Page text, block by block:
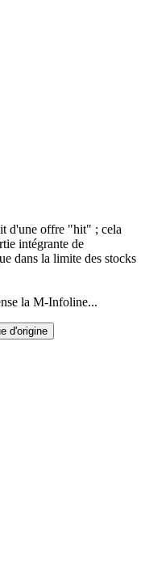
d'une offre "hit" ; cela
intégrante de
dans la limite des stocks
la M-Infoline...
d'origine